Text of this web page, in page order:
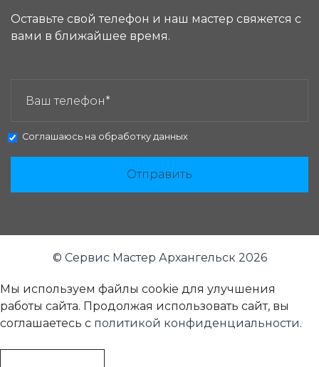
Оставьте свой телефон и наш мастер свяжется с
вами в ближайшее время.
Соглашаюсь на обработку данных
Отправить
© Сервис Мастер Архангельск 2026
Мы используем файлы cookie для улучшения
работы сайта. Продолжая использовать сайт, вы
соглашаетесь с политикой конфиденциальности.